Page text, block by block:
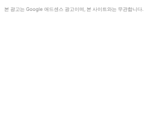
본 광고는 Google 애드센스 광고이며, 본 사이트와는 무관합니다.